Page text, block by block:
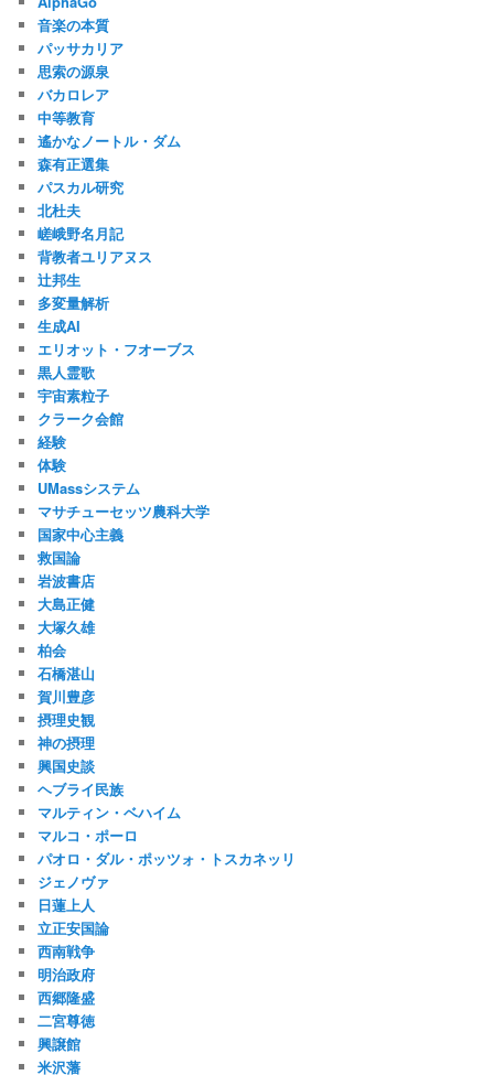
音楽の本質
パッサカリア
思索の源泉
バカロレア
中等教育
遙かなノートル・ダム
森有正選集
パスカル研究
北杜夫
嵯峨野名月記
背教者ユリアヌス
辻邦生
多変量解析
生成AI
エリオット・フオーブス
黒人霊歌
宇宙素粒子
クラーク会館
経験
体験
UMassシステム
マサチューセッツ農科大学
国家中心主義
救国論
岩波書店
大島正健
大塚久雄
柏会
石橋湛山
賀川豊彦
摂理史観
神の摂理
興国史談
ヘブライ民族
マルティン・ベハイム
マルコ・ポーロ
パオロ・ダル・ポッツォ・トスカネッリ
ジェノヴァ
日蓮上人
立正安国論
西南戦争
明治政府
西郷隆盛
二宮尊徳
興譲館
米沢藩